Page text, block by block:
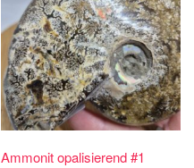
Ammonit opalisierend #1